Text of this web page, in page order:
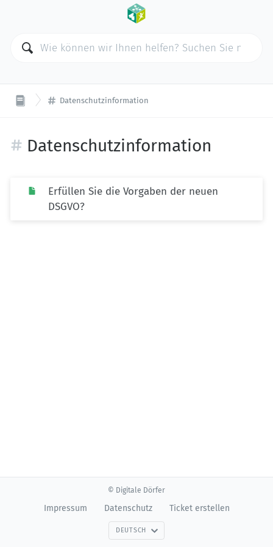
Datenschutzinformation
Datenschutzinformation
Erfüllen Sie die Vorgaben der neuen
DSGVO?
© Digitale Dörfer
Impressum Datenschutz Ticket erstellen
DEUTSCH